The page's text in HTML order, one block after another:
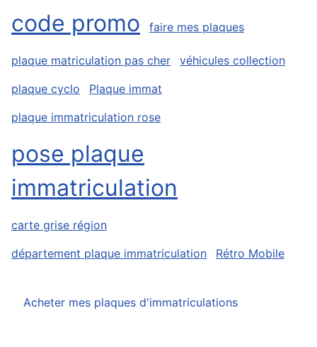
code promo faire mes plaques
plaque matriculation pas cher
véhicules collection
plaque cyclo
Plaque immat
plaque immatriculation rose
pose plaque
immatriculation
carte grise région
département plaque immatriculation
Rétro Mobile
Acheter mes plaques d'immatriculations